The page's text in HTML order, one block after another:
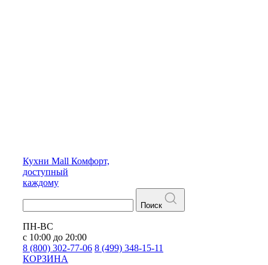
Кухни Mall Комфорт,
доступный
каждому
Поиск
ПН-ВС
с 10:00 до 20:00
8 (800) 302-77-06 8 (499) 348-15-11
КОРЗИНА